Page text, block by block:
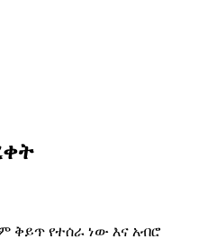
ቅይጥ የተሰራ ነው እና አብሮ